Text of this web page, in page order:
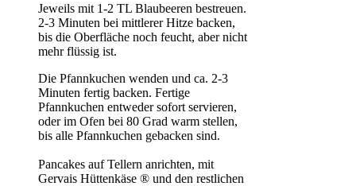
Jeweils mit 1-2 TL Blaubeeren bestreuen.
2-3 Minuten bei mittlerer Hitze backen,
bis die Oberfläche noch feucht, aber nicht
mehr flüssig ist.
Die Pfannkuchen wenden und ca. 2-3
Minuten fertig backen. Fertige
Pfannkuchen entweder sofort servieren,
oder im Ofen bei 80 Grad warm stellen,
bis alle Pfannkuchen gebacken sind.
Pancakes auf Tellern anrichten, mit
Gervais Hüttenkäse ® und den restlichen